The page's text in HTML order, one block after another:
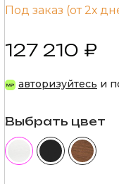
Под заказ (от 2х
127 210 ₽
авторизуйтесь и
Выбрать цвет